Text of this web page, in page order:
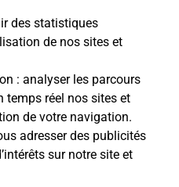
des statistiques
de nos sites et
: analyser les parcours
temps réel nos sites et
de votre navigation.
adresser des publicités
sur notre site et
mon
?
de la 5G
?
mon forfait
Mobile ?